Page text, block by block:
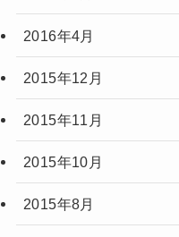
2016年4月
2015年12月
2015年11月
2015年10月
2015年8月